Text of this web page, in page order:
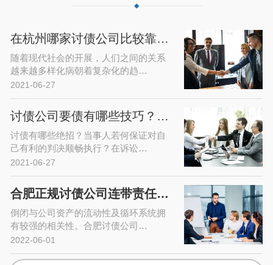
在杭州哪家讨债公司比较靠谱？要账…
随着现代社会的开展，人们之间的关系
越来越多样化病朝着复杂化的趋…
2021-06-27
讨债公司要债有哪些技巧？正规的收…
讨债有哪些绝招？当事人若何保证对自
己有利的判决顺畅执行？在诉讼…
2021-06-27
合肥正规讨债公司连带责任所承担的…
倒闭与公司资产的流动性及循环系统拥
有较强的相关性。合肥讨债公司…
2022-06-01